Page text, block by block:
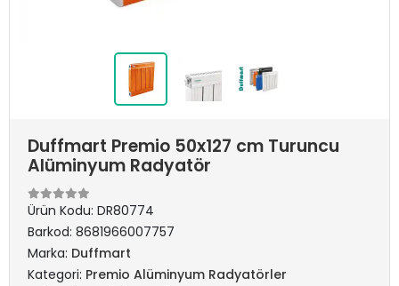
Duffmart Premio 50x127 cm Turuncu
Alüminyum Radyatör
Ürün Kodu: DR80774
Barkod: 8681966007757
Marka: Duffmart
Kategori: Premio Alüminyum Radyatörler